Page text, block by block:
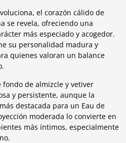
el corazón cálido de
se revela, ofreciendo una
más especiado y acogedor.
su personalidad madura y
quienes valoran un balance
fondo de almizcle y vetiver
y persistente, aunque la
destacada para un Eau de
moderada lo convierte en
más íntimos, especialmente